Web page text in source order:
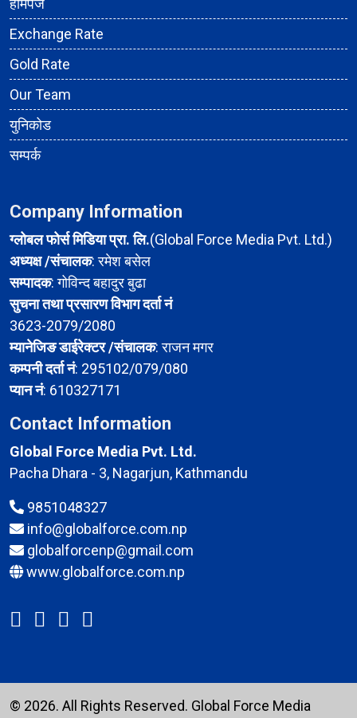
होमपेज
Exchange Rate
Gold Rate
Our Team
युनिकोड
सम्पर्क
Company Information
ग्लोबल फोर्स मिडिया प्रा. लि.(Global Force Media Pvt. Ltd.)
अध्यक्ष /संचालक: रमेश बसेल
सम्पादक: गोविन्द बहादुर बुढा
सुचना तथा प्रसारण विभाग दर्ता नं
3623-2079/2080
म्यानेजिङ डाईरेक्टर /संचालक: राजन मगर
कम्पनी दर्ता नं: 295102/079/080
प्यान नं: 610327171
Contact Information
Global Force Media Pvt. Ltd.
Pacha Dhara - 3, Nagarjun, Kathmandu
9851048327
info@globalforce.com.np
globalforcenp@gmail.com
www.globalforce.com.np
© 2026. All Rights Reserved. Global Force Media